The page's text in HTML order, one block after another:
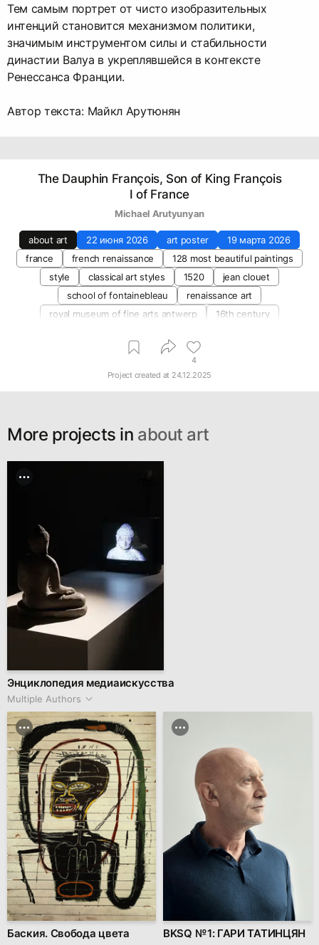
Тем самым портрет от чисто изобразительных
интенций становится механизмом политики,
значимым инструментом силы и стабильности
династии Валуа в укреплявшейся в контексте
Ренессанса Франции.
Автор текста: Майкл Арутюнян
The Dauphin François, Son of King François
I of France
Michael Arutyunyan
about art 22 июня 2026 art poster
19 марта 2026
france
french renaissance
128 most beautiful paintings
style
classical art styles 1520
jean clouet
school of fontainebleau
renaissance art
royal museum of fine arts antwerp
16th century
4
Project created at 24.12.2025
More projects in about art
Энциклопедия медиаискусства
Multiple Authors
Баския. Свобода цвета
BKSQ № 1: ГАРИ ТАТИНЦЯН